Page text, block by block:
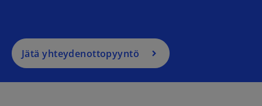
Jätä yhteydenottopyyntö